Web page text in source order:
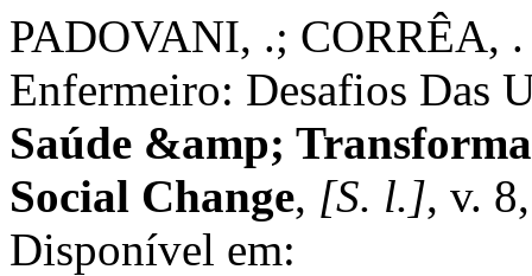
PADOVANI, .; CORRÊA,
Enfermeiro: Desafios Das
Saúde &amp;
Social Change, [S. l.], v.
Disponível em: